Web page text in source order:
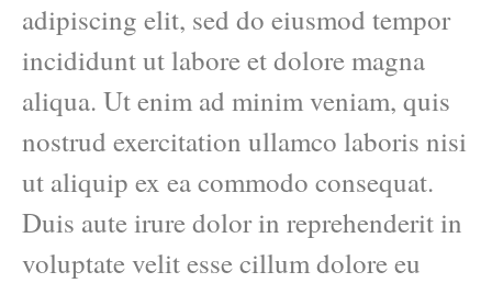
adipiscing elit, sed do eiusmod tempor
incididunt ut labore et dolore magna
aliqua. Ut enim ad minim veniam, quis
nostrud exercitation ullamco laboris nisi
ut aliquip ex ea commodo consequat.
Duis aute irure dolor in reprehenderit in
voluptate velit esse cillum dolore eu